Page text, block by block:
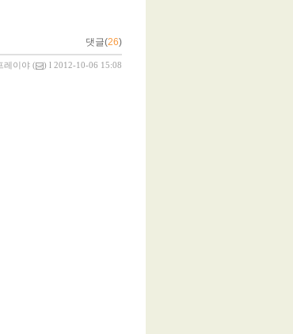
댓글(26)
레이야 ( ) l 2012-10-06 15:08